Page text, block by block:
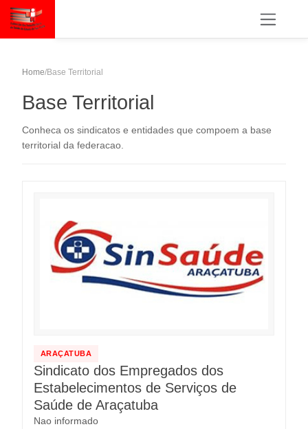
Home/Base Territorial
Base Territorial
Conheca os sindicatos e entidades que compoem a base
territorial da federacao.
ARAÇATUBA
Sindicato dos Empregados dos
Estabelecimentos de Serviços de
Saúde de Araçatuba
Nao informado